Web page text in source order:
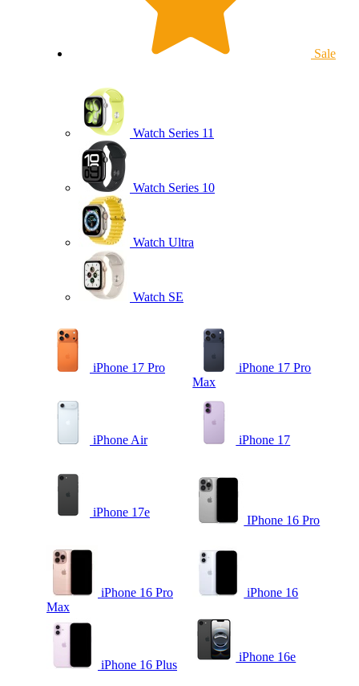
Sale
Watch Series 11
Watch Series 10
Watch Ultra
Watch SE
iPhone 17 Pro
iPhone 17 Pro
Max
iPhone Air iPhone 17
iPhone 17e
IPhone 16 Pro
iPhone 16 Pro
Max
iPhone 16
iPhone 16 Plus
iPhone 16e